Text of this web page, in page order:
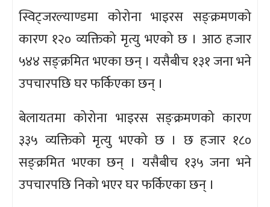
स्विट्जरल्याण्डमा कोरोना भाइरस सङ्क्रमणको
कारण १२० व्यक्तिको मृत्यु भएको छ । आठ हजार
५४४ सङ्क्रमित भएका छन् । यसैबीच १३१ जना भने
उपचारपछि घर फर्किएका छन् ।
बेलायतमा कोरोना भाइरस सङ्क्रमणको कारण
३३५ व्यक्तिको मृत्यु भएको छ । छ हजार १८०
सङ्क्रमित भएका छन् । यसैबीच १३५ जना भने
उपचारपछि निको भएर घर फर्किएका छन् ।